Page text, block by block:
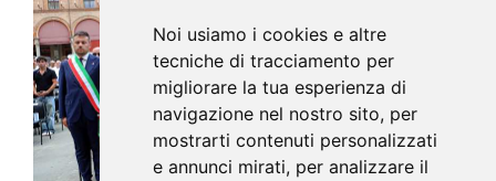
Noi usiamo i cookies e altre
tecniche di tracciamento per
migliorare la tua esperienza di
navigazione nel nostro sito, per
mostrarti contenuti personalizzati
e annunci mirati, per analizzare il